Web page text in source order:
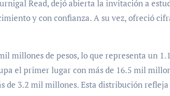
Read, dejó abierta la invitación a
y con confianza. A su vez, ofreció
millones de pesos, lo que representa un
el primer lugar con más de 16.5 mil
de 3.2 mil millones. Esta distribución